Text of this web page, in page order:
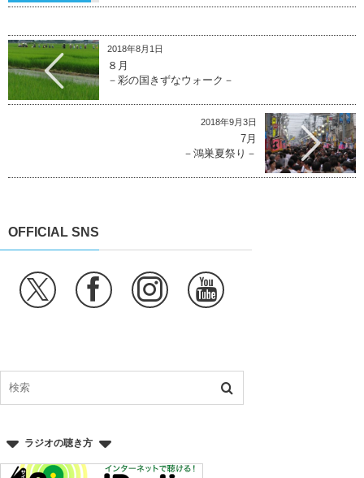
2018年8月1日
８月
－彩の国きずなウォーク－
2018年9月3日
7月
－鴻巣夏祭り－
OFFICIAL SNS
ラジオの聴き方